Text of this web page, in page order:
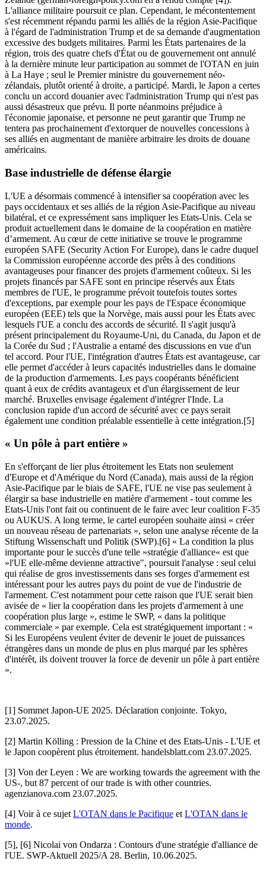
L'alliance militaire poursuit ce plan. Cependant, le mécontentement
s'est récemment répandu parmi les alliés de la région Asie-Pacifique
à l'égard de l'administration Trump et de sa demande d'augmentation
excessive des budgets militaires. Parmi les États partenaires de la
région, trois des quatre chefs d'État ou de gouvernement ont annulé
à la dernière minute leur participation au sommet de l'OTAN en juin
à La Haye ; seul le Premier ministre du gouvernement néo-
zélandais, plutôt orienté à droite, a participé. Mardi, le Japon a certes
conclu un accord douanier avec l'administration Trump qui n'est pas
aussi désastreux que prévu. Il porte néanmoins préjudice à
l'économie japonaise, et personne ne peut garantir que Trump ne
tentera pas prochainement d'extorquer de nouvelles concessions à
ses alliés en augmentant de manière arbitraire les droits de douane
américains.
Base industrielle de défense élargie
L'UE a désormais commencé à intensifier sa coopération avec les
pays occidentaux et ses alliés de la région Asie-Pacifique au niveau
bilatéral, et ce expressément sans impliquer les Etats-Unis. Cela se
produit actuellement dans le domaine de la coopération en matière
d’armement. Au cœur de cette initiative se trouve le programme
européen SAFE (Security Action For Europe), dans le cadre duquel
la Commission européenne accorde des prêts à des conditions
avantageuses pour financer des projets d'armement coûteux. Si les
projets financés par SAFE sont en principe réservés aux États
membres de l'UE, le programme prévoit toutefois toutes sortes
d'exceptions, par exemple pour les pays de l'Espace économique
européen (EEE) tels que la Norvège, mais aussi pour les États avec
lesquels l'UE a conclu des accords de sécurité. Il s'agit jusqu'à
présent principalement du Royaume-Uni, du Canada, du Japon et de
la Corée du Sud ; l'Australie a entamé des discussions en vue d'un
tel accord. Pour l'UE, l'intégration d'autres États est avantageuse, car
elle permet d'accéder à leurs capacités industrielles dans le domaine
de la production d'armements. Les pays coopérants bénéficient
quant à eux de crédits avantageux et d'un élargissement de leur
marché. Bruxelles envisage également d'intégrer l'Inde. La
conclusion rapide d'un accord de sécurité avec ce pays serait
également une condition préalable essentielle à cette intégration.[5]
« Un pôle à part entière »
En s'efforçant de lier plus étroitement les Etats non seulement
d'Europe et d'Amérique du Nord (Canada), mais aussi de la région
Asie-Pacifique par le biais de SAFE, l'UE ne vise pas seulement à
élargir sa base industrielle en matière d'armement - tout comme les
Etats-Unis l'ont fait ou continuent de le faire avec leur coalition F-35
ou AUKUS. A long terme, le cartel européen souhaite ainsi « créer
un nouveau réseau de partenariats », selon une analyse récente de la
Stiftung Wissenschaft und Politik (SWP).[6] « La condition la plus
importante pour le succès d'une telle »stratégie d'alliance« est que
»l'UE elle-même devienne attractive", poursuit l'analyse : seul celui
qui réalise de gros investissements dans ses forges d'armement est
intéressant pour les autres pays du point de vue de l'industrie de
l'armement. C'est notamment pour cette raison que l'UE serait bien
avisée de « lier la coopération dans les projets d'armement à une
coopération plus large », estime le SWP, « dans la politique
commerciale » par exemple. Cela est stratégiquement important : «
Si les Européens veulent éviter de devenir le jouet de puissances
étrangères dans un monde de plus en plus marqué par les sphères
d'intérêt, ils doivent trouver la force de devenir un pôle à part entière
».
[1] Sommet Japon-UE 2025. Déclaration conjointe. Tokyo,
23.07.2025.
[2] Martin Kölling : Pression de la Chine et des Etats-Unis - L'UE et
le Japon coopèrent plus étroitement. handelsblatt.com 23.07.2025.
[3] Von der Leyen : We are working towards the agreement with the
US-, but 87 percent of our trade is with other countries.
agenzianova.com 23.07.2025.
[4] Voir à ce sujet L'OTAN dans le Pacifique et L'OTAN dans le
monde.
[5], [6] Nicolai von Ondarza : Contours d'une stratégie d'alliance de
l'UE. SWP-Aktuell 2025/A 28. Berlin, 10.06.2025.